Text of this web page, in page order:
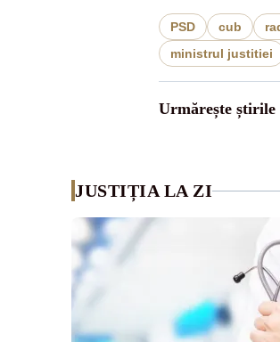
PSD cub
ministrul justitiei
Urmărește știrile
JUSTIȚIA LA ZI